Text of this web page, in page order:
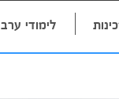
לימודי ערב